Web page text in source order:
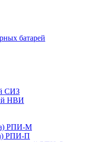
батарей
СИЗ
НВИ
РПИ-М
РПИ-П